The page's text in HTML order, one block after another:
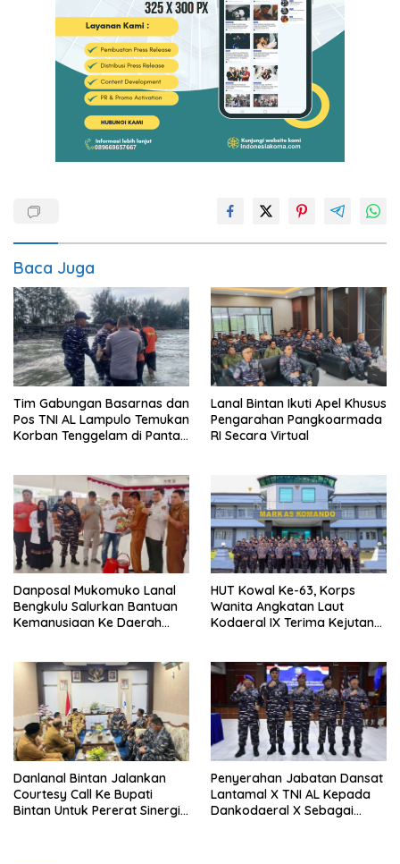
Baca Juga
Tim Gabungan Basarnas dan
Pos TNI AL Lampulo Temukan
Korban Tenggelam di Pantai
Lanal Bintan Ikuti Apel Khusus
Pengarahan Pangkoarmada
RI Secara Virtual
Danposal Mukomuko Lanal
Bengkulu Salurkan Bantuan
Kemanusiaan Ke Daerah
HUT Kowal Ke-63, Korps
Wanita Angkatan Laut
Kodaeral IX Terima Kejutan
Danlanal Bintan Jalankan
Courtesy Call Ke Bupati
Bintan Untuk Pererat Sinergi
Penyerahan Jabatan Dansat
Lantamal X TNI AL Kepada
Dankodaeral X Sebagai